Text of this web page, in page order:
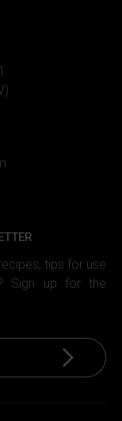
tips for use
Sign up for the
Sign up